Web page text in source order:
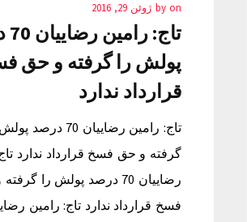
by on ژوئن 29, 2016
پولش را گرفته و حق
قرارداد ندارد
تاج: رامین رضاییان 70 درصد
گرفته و حق فسخ قرارداد ندارد
رضاییان 70 درصد پولش را